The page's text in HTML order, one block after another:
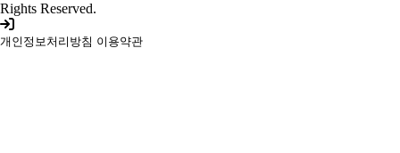
Rights Reserved.
개인정보처리방침 이용약관